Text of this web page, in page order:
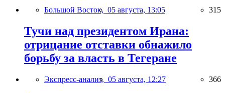
Большой Восток, 05 августа, 13:05 315
Тучи над президентом Ирана:
отрицание отставки обнажило
борьбу за власть в Тегеране
Экспресс-анализ, 05 августа, 12:27 366